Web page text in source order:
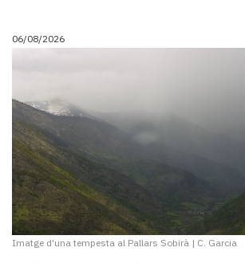
Cultura
tant!
TV
i
mitjans
El
temps
Reportatges
Entrevistes
Enquestes
06/08/2026
Imatge d'una tempesta al Pallars Sobirà | C. Garcia